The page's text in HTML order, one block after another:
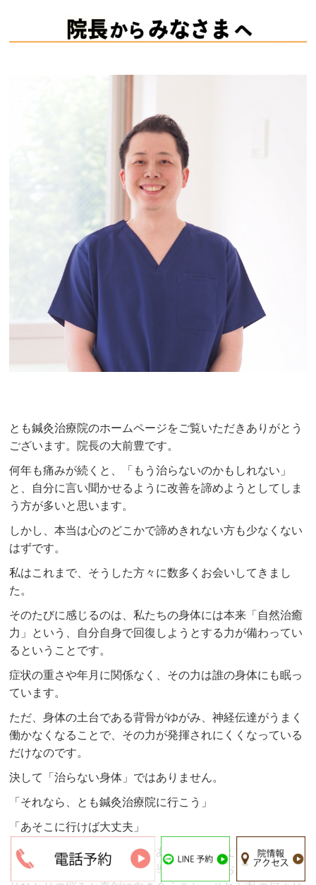
とも鍼灸治療院のホームページをご覧いただきありがとう
ございます。院長の大前豊です。
何年も痛みが続くと、「もう治らないのかもしれない」
と、自分に言い聞かせるように改善を諦めようとしてしま
う方が多いと思います。
しかし、本当は心のどこかで諦めきれない方も少なくない
はずです。
私はこれまで、そうした方々に数多くお会いしてきまし
た。
そのたびに感じるのは、私たちの身体には本来「自然治癒
力」という、自分自身で回復しようとする力が備わってい
るということです。
症状の重さや年月に関係なく、その力は誰の身体にも眠っ
ています。
ただ、身体の土台である背骨がゆがみ、神経伝達がうまく
働かなくなることで、その力が発揮されにくくなっている
だけなのです。
決して「治らない身体」ではありません。
「それなら、とも鍼灸治療院に行こう」
「あそこに行けば大丈夫」
そう思っていただける場所でありたいと考えています。
長く続く辛い痛みでも改善へ導ける安心をお届けし、ひと